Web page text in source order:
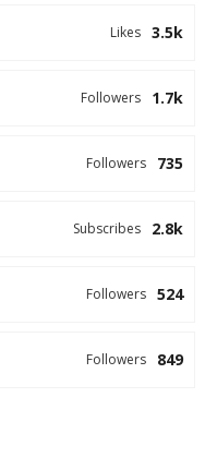
3.5k
Likes
1.7k
Followers
735
Followers
2.8k
Subscribes
524
Followers
849
Followers